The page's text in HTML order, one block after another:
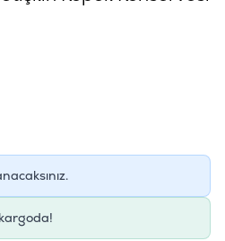
kargoda!